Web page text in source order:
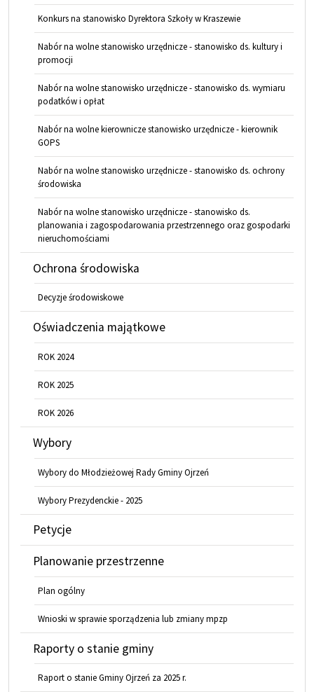
Konkurs na stanowisko Dyrektora Szkoły w Kraszewie
Nabór na wolne stanowisko urzędnicze - stanowisko ds. kultury i
promocji
Nabór na wolne stanowisko urzędnicze - stanowisko ds. wymiaru
podatków i opłat
Nabór na wolne kierownicze stanowisko urzędnicze - kierownik
GOPS
Nabór na wolne stanowisko urzędnicze - stanowisko ds. ochrony
środowiska
Nabór na wolne stanowisko urzędnicze - stanowisko ds.
planowania i zagospodarowania przestrzennego oraz gospodarki
nieruchomościami
Ochrona środowiska
Decyzje środowiskowe
Oświadczenia majątkowe
ROK 2024
ROK 2025
ROK 2026
Wybory
Wybory do Młodzieżowej Rady Gminy Ojrzeń
Wybory Prezydenckie - 2025
Petycje
Planowanie przestrzenne
Plan ogólny
Wnioski w sprawie sporządzenia lub zmiany mpzp
Raporty o stanie gminy
Raport o stanie Gminy Ojrzeń za 2025 r.